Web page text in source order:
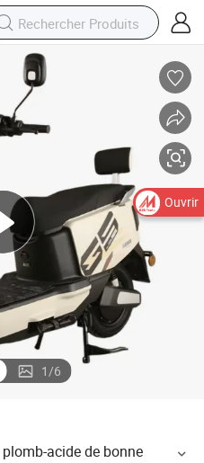
1/6
acide de bonne
Ouvrir